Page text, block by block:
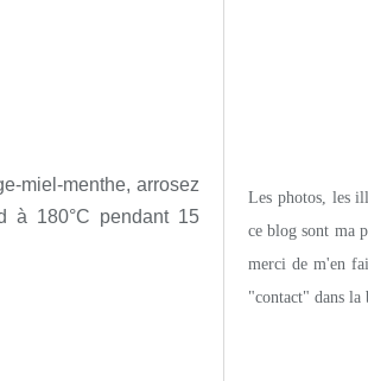
miel-menthe, arrosez
à 180°C pendant 15
Les photos, les
ce blog sont ma
merci de m'en
"contact" dans la